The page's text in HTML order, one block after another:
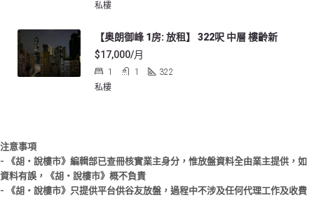
私樓
【奥朗御峰 1房: 放租】 322呎 中層 樓齡新
$17,000/月
1 1
322
私樓
注意事項
- 《胡‧說樓市》編輯部已查冊核實業主身分，惟放盤資料全由業主提供，如
資料有誤，《胡‧說樓市》概不負責
- 《胡‧說樓市》只提供平台供谷友放盤，過程中不涉及任何代理工作及收費